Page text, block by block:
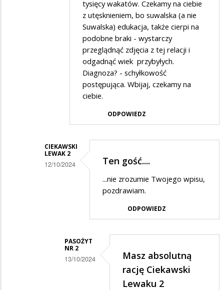
tysięcy wakatów. Czekamy na ciebie
z utęsknieniem, bo suwalska (a nie
Suwalska) edukacja, także cierpi na
podobne braki - wystarczy
przeglądnąć zdjęcia z tej relacji i
odgadnąć wiek przybyłych.
Diagnoza? - schyłkowość
postępująca. Wbijaj, czekamy na
ciebie.
ODPOWIEDZ
CIEKAWSKI
LEWAK 2
12/10/2024
MIŚCIE
Ten gość....
...nie zrozumie Twojego wpisu,
pozdrawiam.
ODPOWIEDZ
PASOŻYT
NR 2
13/10/2024
Masz absolutną
rację Ciekawski
Lewaku 2